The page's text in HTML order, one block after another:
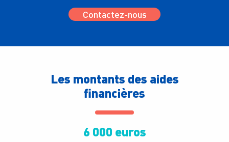
Contactez-nous
Les montants des aides
financières
6 000 euros